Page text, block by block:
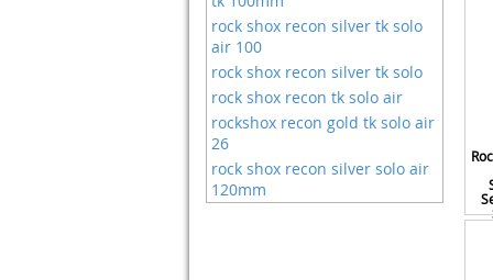
Fincci
Finish Line
Folaya
Fox Factory
Free Soldier
Fsa
Fulcrum
Garosa
Kits De Réparation
Lunettes
Maillot De Cyclisme
Maillots
Manettes De Vitesse
Moyeux
Node 3
Outils De Poche
rock shox recon silver tk solo
air 100
rock shox recon silver tk solo
rock shox recon tk solo air
rockshox recon gold tk solo air
26
rock shox recon silver solo air
120mm